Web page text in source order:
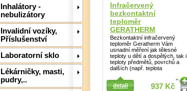
Inhalátory -
nebulizátory
Invalidní vozíky,
Příslušenství
Laboratorní sklo
Lékárničky, masti,
pudry,..
Infračervený
bezkontaktní
teploměr
GERATHERM
Bezkontaktní infračervený
teploměr Geratherm Vám
usnadní měření jak tělesné
teploty u dětí a dospělých, tak i
teploty předmětů, povrchů a
dalších (např. teplota
937 Kč
detail
Detail